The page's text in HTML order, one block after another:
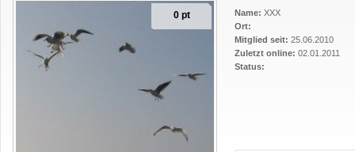
0 pt Name: XXX
Ort:
Mitglied seit: 25.06.2010
Zuletzt online: 02.01.2011
Status: